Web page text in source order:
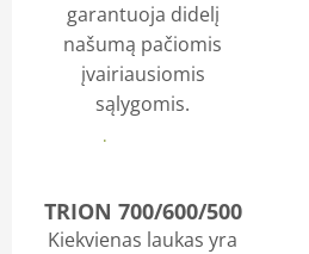
garantuoja didelį
našumą pačiomis
įvairiausiomis
sąlygomis.
Daugiau
TRION 700/600/500
Kiekvienas laukas yra